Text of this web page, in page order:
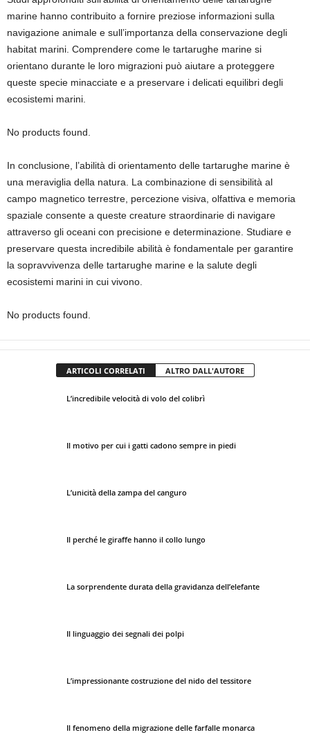
marine hanno contribuito a fornire preziose informazioni sulla
navigazione animale e sull’importanza della conservazione degli
habitat marini. Comprendere come le tartarughe marine si
orientano durante le loro migrazioni può aiutare a proteggere
queste specie minacciate e a preservare i delicati equilibri degli
ecosistemi marini.
No products found.
In conclusione, l’abilità di orientamento delle tartarughe marine è
una meraviglia della natura. La combinazione di sensibilità al
campo magnetico terrestre, percezione visiva, olfattiva e memoria
spaziale consente a queste creature straordinarie di navigare
attraverso gli oceani con precisione e determinazione. Studiare e
preservare questa incredibile abilità è fondamentale per garantire
la sopravvivenza delle tartarughe marine e la salute degli
ecosistemi marini in cui vivono.
No products found.
ARTICOLI CORRELATI ALTRO DALL'AUTORE
L’incredibile velocità di volo del colibrì
Il motivo per cui i gatti cadono sempre in piedi
L’unicità della zampa del canguro
Il perché le giraffe hanno il collo lungo
La sorprendente durata della gravidanza dell’elefante
Il linguaggio dei segnali dei polpi
L’impressionante costruzione del nido del tessitore
Il fenomeno della migrazione delle farfalle monarca